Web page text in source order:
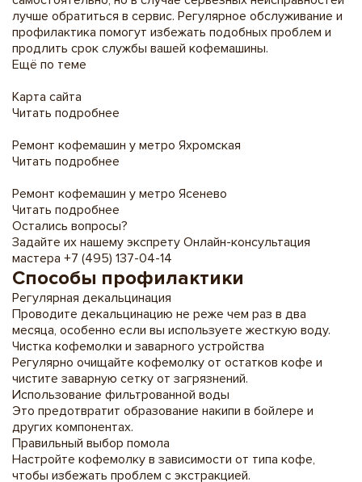
лучше обратиться в сервис. Регулярное обслуживание и
профилактика помогут избежать подобных проблем и
продлить срок службы вашей кофемашины.
Ещё по теме
Карта сайта
Читать подробнее
Ремонт кофемашин у метро Яхромская
Читать подробнее
Ремонт кофемашин у метро Ясенево
Читать подробнее
Остались вопросы?
Задайте их нашему экспрету Онлайн-консультация
мастера +7 (495) 137-04-14
Способы профилактики
Регулярная декальцинация
Проводите декальцинацию не реже чем раз в два
месяца, особенно если вы используете жесткую воду.
Чистка кофемолки и заварного устройства
Регулярно очищайте кофемолку от остатков кофе и
чистите заварную сетку от загрязнений.
Использование фильтрованной воды
Это предотвратит образование накипи в бойлере и
других компонентах.
Правильный выбор помола
Настройте кофемолку в зависимости от типа кофе,
чтобы избежать проблем с экстракцией.